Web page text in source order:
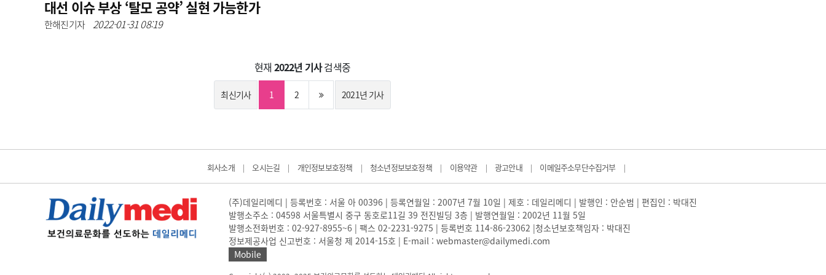
대선 이슈 부상 ‘탈모 공약’ 실현 가능한가
한해진기자 2022-01-31 08:19
현재 2022년 기사검색중
최신기사 1 2 2021년 기사
회사소개 | 오시는길 | 개인정보보호정책 | 청소년정보보호정책 | 이용약관 | 광고안내 | 이메일주소무단수집거부 |
(주)데일리메디 | 등록번호 : 서울 아 00396 | 등록연월일 : 2007년 7월 10일 | 제호 : 데일리메디 | 발행인 : 안순범 | 편집인 : 박대진
발행소주소 : 04598 서울특별시 중구 동호로11길 39 전진빌딩 3층 | 발행연월일 : 2002년 11월 5일
발행소전화번호 : 02-927-8955~6 | 팩스 02-2231-9275 | 등록번호 114-86-23062 |청소년보호책임자 : 박대진
정보제공사업 신고번호 : 서울청 제 2014-15호 | E-mail : webmaster@dailymedi.com
Mobile